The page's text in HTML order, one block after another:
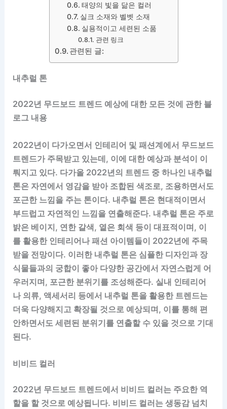
태양의 빛을 닮은 컬러
실크 소재와 벨벳 소재
실용적이고 세련된 소품
관련 링크
관련된 글:
내추럴 톤
2022년 무드보드 트렌드 예상에 대한 모든 것에 관한 블
로그 내용
2022년이 다가오면서 인테리어 및 패션계에서 무드보드
트렌드가 주목받고 있는데, 이에 대한 예상과 분석이 이
뤄지고 있다. 다가올 2022년의 트렌드 중 하나인 내추럴
톤은 자연에서 영감을 받아 조합된 색조로, 조용하면서도
포근한 느낌을 주는 톤이다. 내추럴 톤은 현대적이면서
부드럽고 자연적인 느낌을 연출해준다. 내추럴 톤은 주로
밝은 베이지, 연한 갈색, 옅은 회색 등이 대표적이며, 이
를 활용한 인테리어나 패션 아이템들이 2022년에 주목
받을 전망이다. 이러한 내추럴 톤은 심플한 디자인과 장
식물들과의 궁합이 좋아 다양한 공간에서 자연스럽게 어
우러지며, 포근한 분위기를 조성해준다. 실내 인테리어
나 의류, 액세서리 등에서 내추럴 톤을 활용한 트렌드는
더욱 다양해지고 확장될 것으로 예상되며, 이를 통해 편
안하면서도 세련된 분위기를 연출할 수 있을 것으로 기대
된다.
비비드 컬러
2022년 무드보드 트렌드에서 비비드 컬러는 주요한 역
할을 할 것으로 예상됩니다. 비비드 컬러는 생동감 넘치